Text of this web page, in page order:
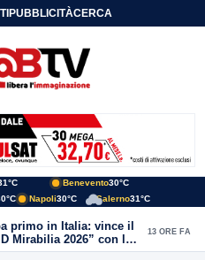
PUBBLICITÀCERCA
Benevento30°C
Napoli30°C Salerno31°C
primo in Italia: vince il
Mirabilia 2026” con la
musei del Sannio
13 ORE FA